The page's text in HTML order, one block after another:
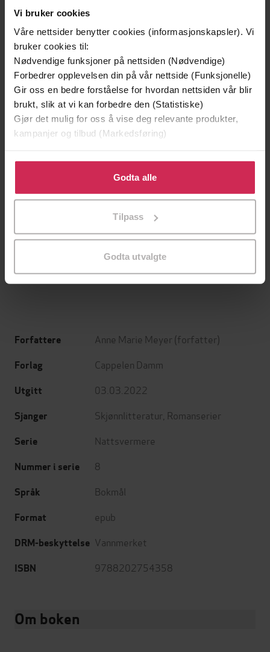
Vi bruker cookies
Våre nettsider benytter cookies (informasjonskapsler). Vi
bruker cookies til:
Nødvendige funksjoner på nettsiden (Nødvendige)
Forbedrer opplevelsen din på vår nettside (Funksjonelle)
Gir oss en bedre forståelse for hvordan nettsiden vår blir
brukt, slik at vi kan forbedre den (Statistiske)
Gjør det mulig for oss å vise deg relevante produkter,
kampanjer og tilbud (Markedsføring)
Klikk på «Godta alle» for å gi oss ditt samtykke til å
bruke cookies for alle disse formålene. Du kan også
tilpasse ditt samtykke til spesifikke formål ved å klikke
Godta alle
Tilpass
Godta utvalgte
Andre har også kjøpt
Premium
Vinner av Rivertonprisen
Minnesota
EBOK
Første gang på tilbud
Utskudd
EBOK
Forfattere Anne Marie Meyer (forfatter)
Forlag Cappelen Damm
Utgitt 03.03.2022
Sjanger Skjønnlitteratur Romanserier
Serie Nattsvermere
Nummer i serie 8
Språk Bokmål
Format epub
DRM-beskyttelse Vannmerket
ISBN 9788202754358
Om boken